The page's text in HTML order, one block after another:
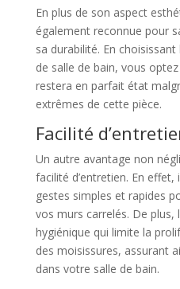
En plus de son aspect
également reconnue pour
sa durabilité. En
de salle de bain, vous
restera en parfait état
extrêmes de cette pièce.
Facilité
Un autre avantage non
facilité d’entretien. En
gestes simples et rapides
vos murs carrelés. De
hygiénique qui limite la
des moisissures, assurant
dans votre salle de bain.